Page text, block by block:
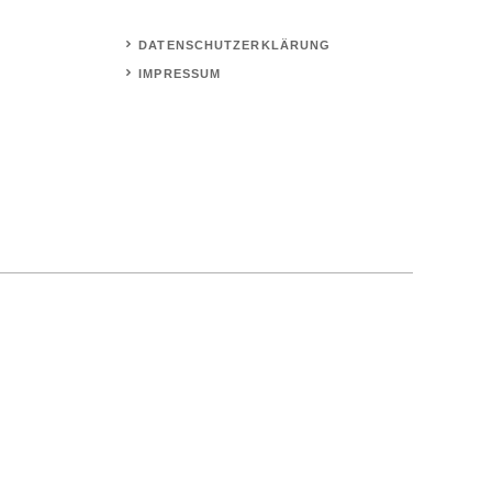
DATENSCHUTZERKLÄRUNG
IMPRESSUM